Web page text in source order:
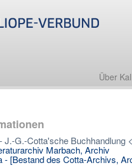
Über
J.-G.-Cotta'sche Buchhandlung
Marbach, Archiv
- [Bestand des Cotta-Archivs,